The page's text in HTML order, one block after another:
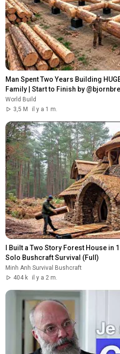
Man Spent Two Years Building
Family | Start to Finish by
World Build
3,5 M
il y a 1 m.
I Built a Two Story Forest House in
Solo Bushcraft Survival (Full)
Minh Anh Survival Bushcraft
404 k
il y a 2 m.